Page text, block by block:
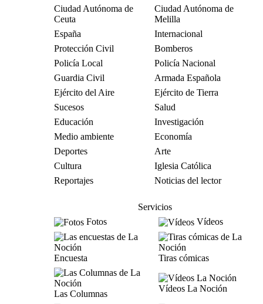
Ciudad Autónoma de
Ceuta
Ciudad Autónoma de
Melilla
España
Internacional
Protección Civil
Bomberos
Policía Local
Policía Nacional
Guardia Civil
Armada Española
Ejército del Aire
Ejército de Tierra
Sucesos
Salud
Educación
Investigación
Medio ambiente
Economía
Deportes
Arte
Cultura
Iglesia Católica
Reportajes
Noticias del lector
Servicios
Fotos
Vídeos
Encuesta Tiras cómicas
Las Columnas
Vídeos La Noción